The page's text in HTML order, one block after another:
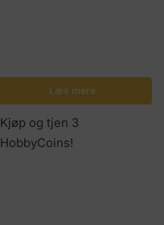
Læs mere
Kjøp og tjen 3
HobbyCoins!